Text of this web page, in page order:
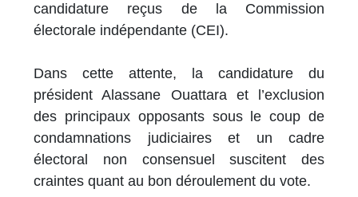
candidature reçus de la Commission
électorale indépendante (CEI).
Dans cette attente, la candidature du
président Alassane Ouattara et l’exclusion
des principaux opposants sous le coup de
condamnations judiciaires et un cadre
électoral non consensuel suscitent des
craintes quant au bon déroulement du vote.